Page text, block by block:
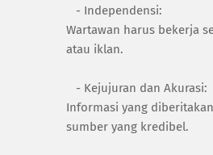
- Independensi:
Wartawan harus bekerja
atau iklan.
- Kejujuran dan Akurasi:
Informasi yang
sumber yang kredibel.